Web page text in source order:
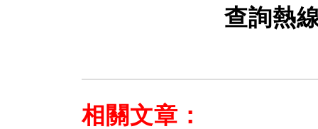
查詢熱
相關文章：